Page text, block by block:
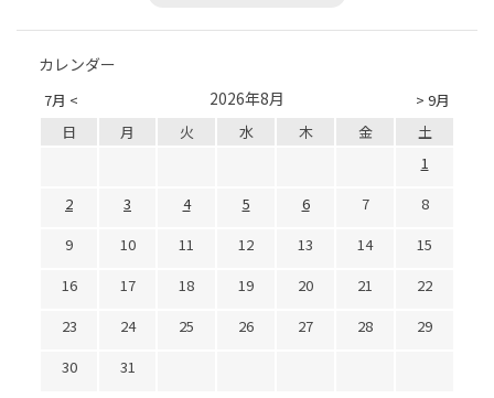
カレンダー
7月 < > 9月
2026年8月
日 月 火 水 木 金
土
1
2
3 4 5 6 7
8
9
10 11 12 13 14
15
16
17 18 19 20 21
22
23
24 25 26 27 28
29
30
31